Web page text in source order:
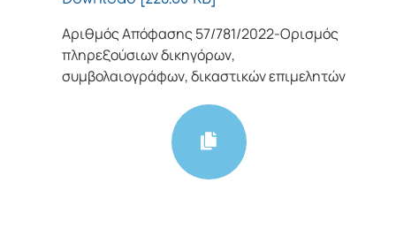
Αριθμός Απόφασης 57/781/2022-Ορισμός
πληρεξούσιων δικηγόρων,
συμβολαιογράφων, δικαστικών επιμελητών